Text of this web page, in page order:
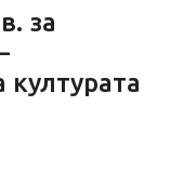
за
културата